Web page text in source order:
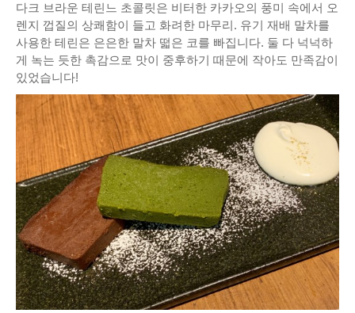
다크 브라운 테린느 초콜릿은 비터한 카카오의 풍미 속에서 오
렌지 껍질의 상쾌함이 들고 화려한 마무리. 유기 재배 말차를
사용한 테린은 은은한 말차 떫은 코를 빠집니다. 둘 다 넉넉하
게 녹는 듯한 촉감으로 맛이 중후하기 때문에 작아도 만족감이
있었습니다!